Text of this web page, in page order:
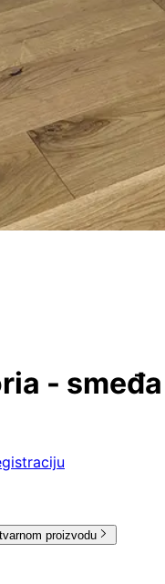
- smeđa
proizvodu